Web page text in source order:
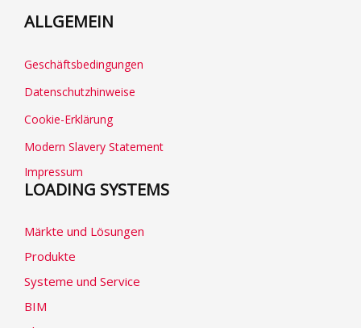
ALLGEMEIN
Geschäftsbedingungen
Datenschutzhinweise
Cookie-Erklärung
Modern Slavery Statement
Impressum
LOADING SYSTEMS
Märkte und Lösungen
Produkte
Systeme und Service
BIM